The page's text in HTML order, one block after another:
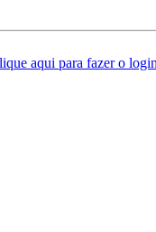
aqui para fazer o login